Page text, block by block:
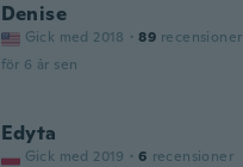
Denise
Gick med 2018 · 89 recensioner
för 6 år sen
Edyta
Gick med 2019 · 6 recensioner